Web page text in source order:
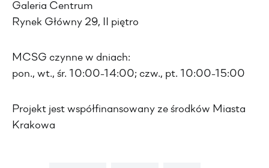
Galeria Centrum
Rynek Główny 29, II piętro
MCSG czynne w dniach:
pon., wt., śr. 10:00-14:00; czw., pt. 10:00-15:00
Projekt jest współfinansowany ze środków Miasta
Krakowa